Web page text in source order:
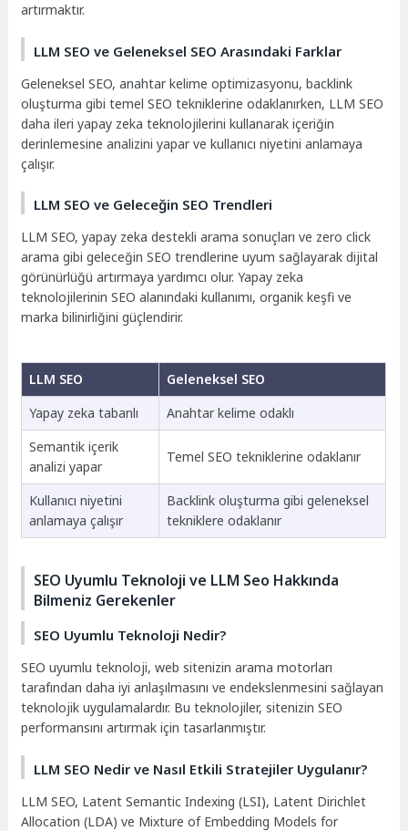
artırmaktır.
LLM SEO ve Geleneksel SEO Arasındaki Farklar
Geleneksel SEO, anahtar kelime optimizasyonu, backlink
oluşturma gibi temel SEO tekniklerine odaklanırken, LLM SEO
daha ileri yapay zeka teknolojilerini kullanarak içeriğin
derinlemesine analizini yapar ve kullanıcı niyetini anlamaya
çalışır.
LLM SEO ve Geleceğin SEO Trendleri
LLM SEO, yapay zeka destekli arama sonuçları ve zero click
arama gibi geleceğin SEO trendlerine uyum sağlayarak dijital
görünürlüğü artırmaya yardımcı olur. Yapay zeka
teknolojilerinin SEO alanındaki kullanımı, organik keşfi ve
marka bilinirliğini güçlendirir.
LLM SEO
Geleneksel SEO
Yapay zeka tabanlı
Anahtar kelime odaklı
Semantik içerik
analizi yapar
Temel SEO tekniklerine odaklanır
Kullanıcı niyetini
anlamaya çalışır
Backlink oluşturma gibi geleneksel
tekniklere odaklanır
SEO Uyumlu Teknoloji ve LLM Seo Hakkında
Bilmeniz Gerekenler
SEO Uyumlu Teknoloji Nedir?
SEO uyumlu teknoloji, web sitenizin arama motorları
tarafından daha iyi anlaşılmasını ve endekslenmesini sağlayan
teknolojik uygulamalardır. Bu teknolojiler, sitenizin SEO
performansını artırmak için tasarlanmıştır.
LLM SEO Nedir ve Nasıl Etkili Stratejiler Uygulanır?
LLM SEO, Latent Semantic Indexing (LSI), Latent Dirichlet
Allocation (LDA) ve Mixture of Embedding Models for